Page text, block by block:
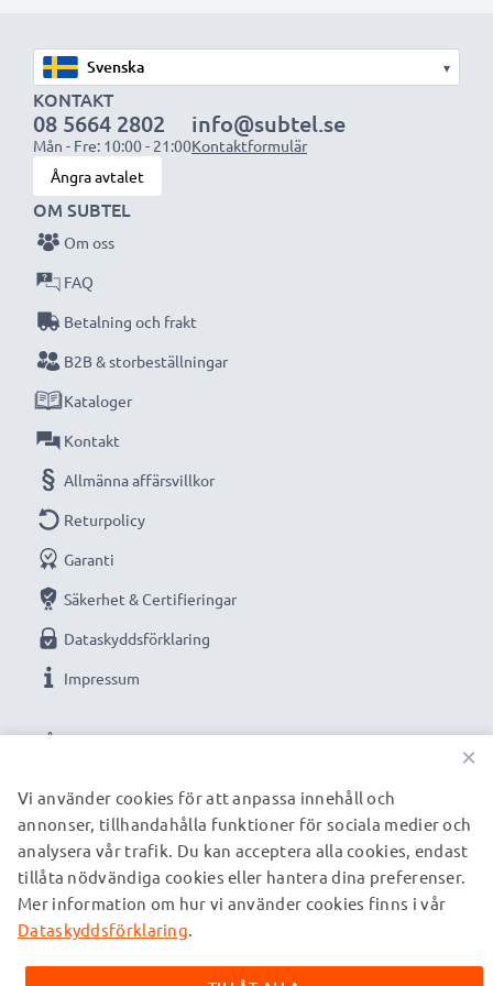
att sticka ut något under den bärbara datorn, eller på
dess baksida, men lämpar sig ändå för användning då
det har utformats för att vara kompatibelt med
datorns batteriutrymme.
Välj CELLONIC och kompromissa aldrig med
kvaliteten. Beställ nu!
▾
KONTAKT
08 5664 2802
Mån - Fre: 10:00 - 21:00
info@subtel.se
Kontaktformulär
Ångra avtalet
VÅRA BETALNINGSALTERNATIV
OM SUBTEL
Om oss
FAQ
Betalning och frakt
B2B & storbeställningar
Kataloger
Kontakt
Allmänna affärsvillkor
Returpolicy
Garanti
Säkerhet & Certifieringar
Dataskyddsförklaring
Impressum
VÅRA FRAKTPARTNERS
© subtel.se 2026
Alla priser är inklusive moms och exklusive fraktkostnader.
varumärken tillhörande deras ägare och anges på våra
×
Vi använder cookies för att anpassa innehåll och
annonser, tillhandahålla funktioner för sociala medier och
analysera vår trafik. Du kan acceptera alla cookies, endast
tillåta nödvändiga cookies eller hantera dina preferenser.
Mer information om hur vi använder cookies finns i vår
Dataskyddsförklaring.